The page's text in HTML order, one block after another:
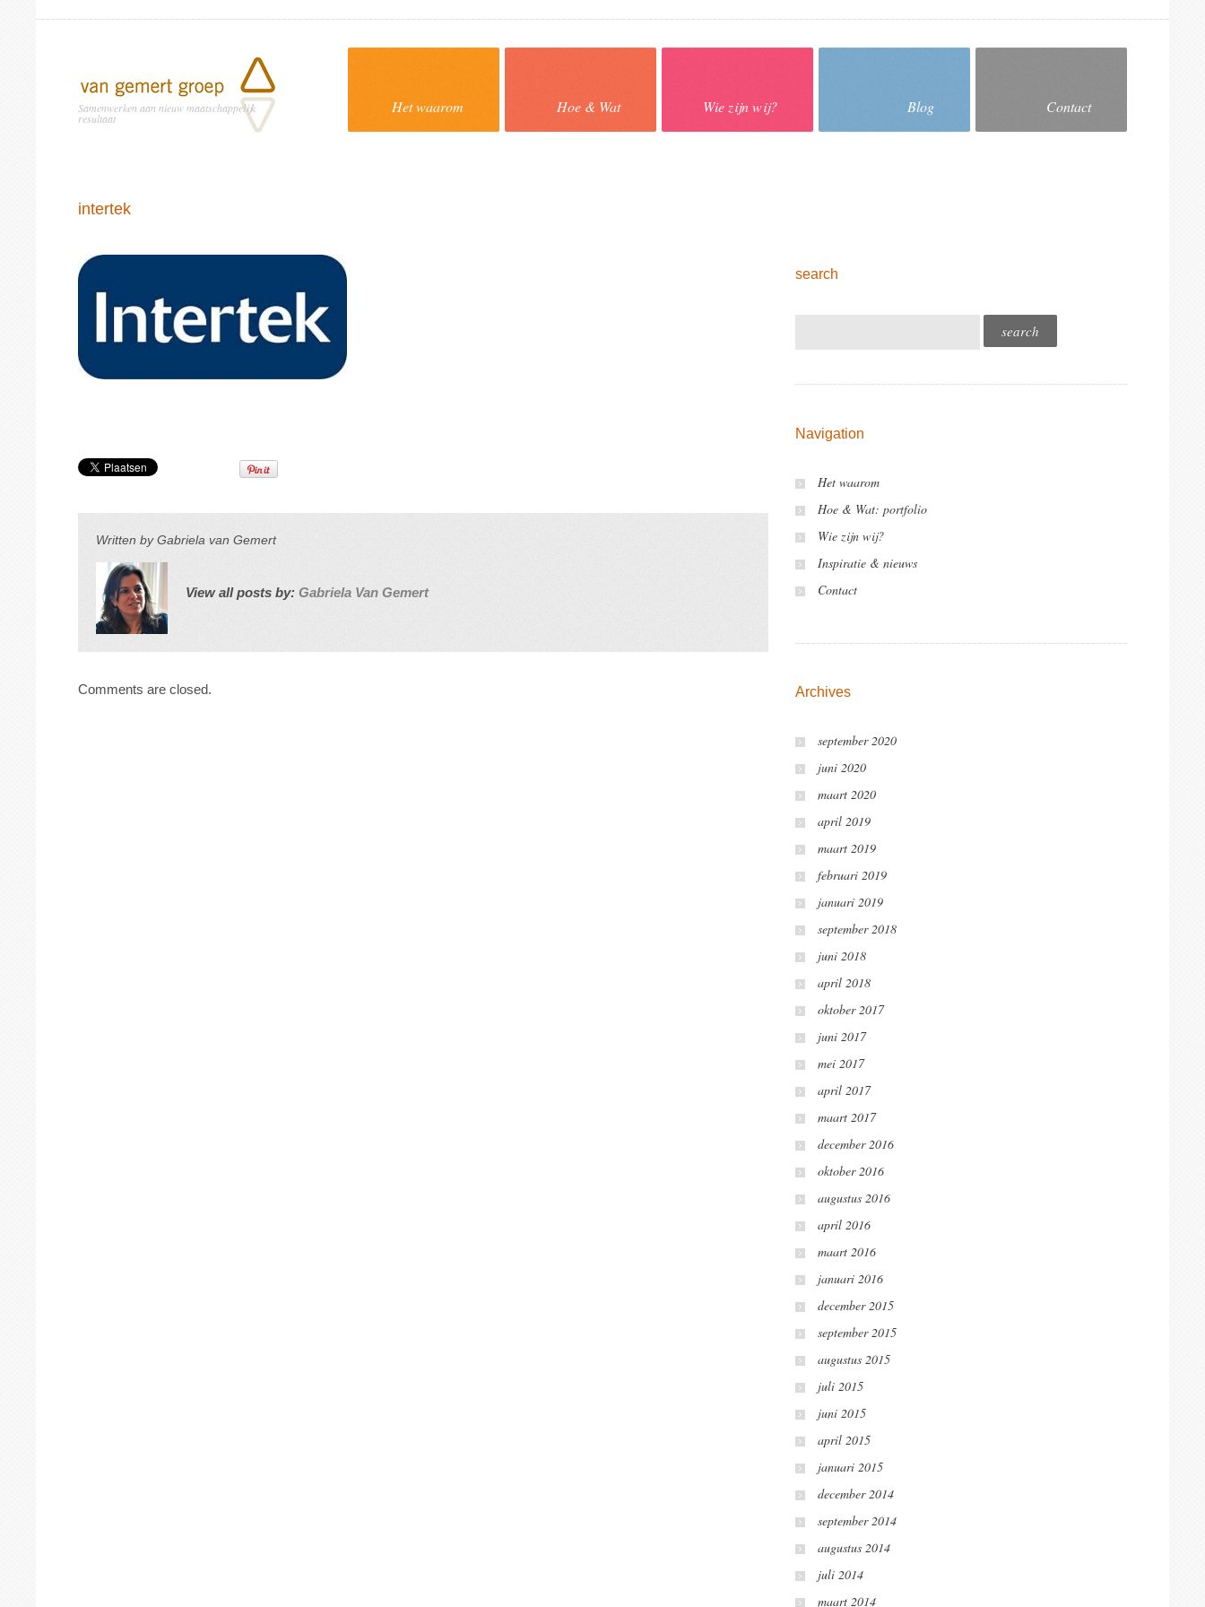
Samenwerken aan nieuw maatschappelijk
resultaat
Het waarom Hoe & Wat Wie zijn wij? Blog Contact
intertek
Written byGabriela van Gemert
View all posts by: Gabriela Van Gemert
Comments are closed.
search
Navigation
Het waarom
Hoe & Wat: portfolio
Wie zijn wij?
Inspiratie & nieuws
Contact
Archives
september 2020
juni 2020
maart 2020
april 2019
maart 2019
februari 2019
januari 2019
september 2018
juni 2018
april 2018
oktober 2017
juni 2017
mei 2017
april 2017
maart 2017
december 2016
oktober 2016
augustus 2016
april 2016
maart 2016
januari 2016
december 2015
september 2015
augustus 2015
juli 2015
juni 2015
april 2015
januari 2015
december 2014
september 2014
augustus 2014
juli 2014
maart 2014